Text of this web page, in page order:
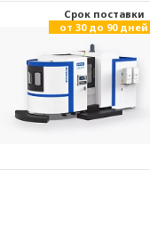
Cрок поставки
от 30 до 90 дней